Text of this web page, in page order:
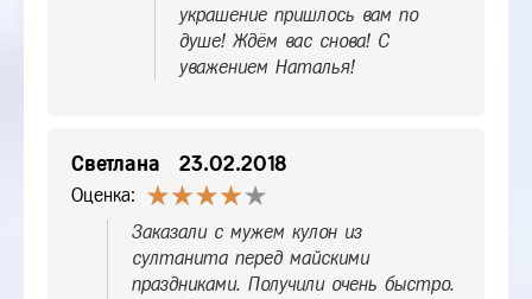
украшение пришлось вам по
душе! Ждём вас снова! С
уважением Наталья!
Светлана 23.02.2018
Оценка:
Заказали с мужем кулон из
султанита перед майскими
праздниками. Получили очень быстро.